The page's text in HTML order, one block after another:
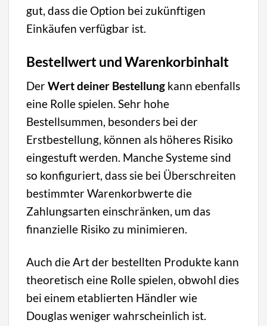
gut, dass die Option bei zukünftigen
Einkäufen verfügbar ist.
Bestellwert und Warenkorbinhalt
DerWert deiner Bestellung kann ebenfalls
eine Rolle spielen. Sehr hohe
Bestellsummen, besonders bei der
Erstbestellung, können als höheres Risiko
eingestuft werden. Manche Systeme sind
so konfiguriert, dass sie bei Überschreiten
bestimmter Warenkorbwerte die
Zahlungsarten einschränken, um das
finanzielle Risiko zu minimieren.
Auch die Art der bestellten Produkte kann
theoretisch eine Rolle spielen, obwohl dies
bei einem etablierten Händler wie
Douglas weniger wahrscheinlich ist.